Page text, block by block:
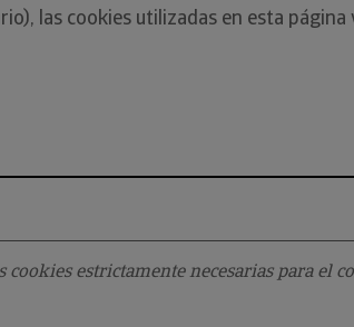
las cookies utilizadas en esta
cookies estrictamente necesarias para el